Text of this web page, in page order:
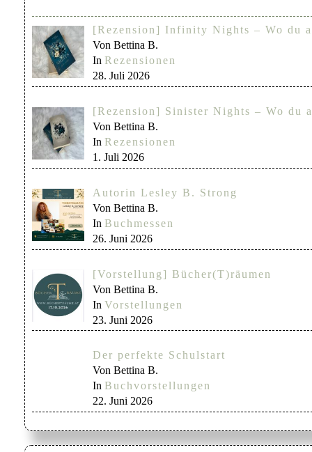
[Rezension] Infinity Nights – Wo du
Von Bettina B.
In Rezensionen
28. Juli 2026
[Rezension] Sinister Nights – Wo du
Von Bettina B.
In Rezensionen
1. Juli 2026
Autorin Lesley B. Strong
Von Bettina B.
In Buchmessen
26. Juni 2026
[Vorstellung] Bücher(T)räumen
Von Bettina B.
In Vorstellungen
23. Juni 2026
Der perfekte Schulstart
Von Bettina B.
In Buchvorstellungen
22. Juni 2026